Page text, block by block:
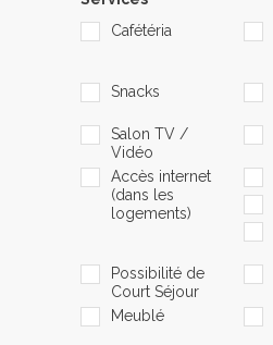
Cafétéria
Snacks
Salon TV /
Vidéo
Accès internet
(dans les
logements)
Possibilité de
Court Séjour
Meublé